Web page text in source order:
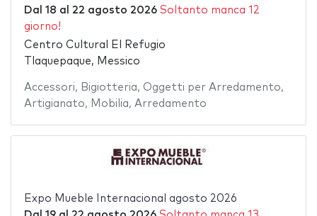
Dal 18 al 22 agosto 2026 Soltanto manca 12
giorno!
Centro Cultural El Refugio
Tlaquepaque, Messico
Accessori, Bigiotteria, Oggetti per Arredamento,
Artigianato, Mobilia, Arredamento
Expo Mueble Internacional agosto 2026